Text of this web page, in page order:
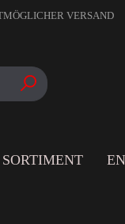
VERSAND
SORTIMENT